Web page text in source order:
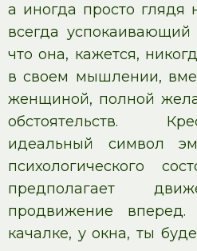
а иногда просто глядя
всегда
что она, кажется,
в своем мышлении,
женщиной, полной
обстоятельств.
идеальный символ
психологического
предполагает
продвижение
качалке, у окна, ты